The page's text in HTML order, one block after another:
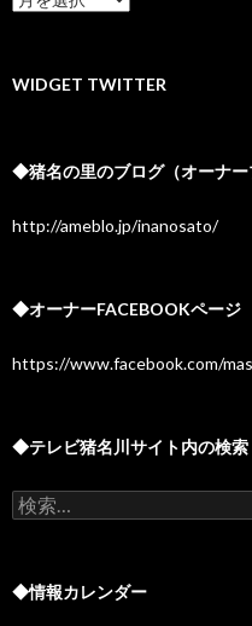
ア
イ
WIDGET TWITTER
◆猪名の里のブログ（オーナー
http://ameblo.jp/inanosato/
◆オーナーFACEBOOKページ
https://www.facebook.com/
◆テレビ猪名川サイト内の検索
検
索:
◆情報カレンダー